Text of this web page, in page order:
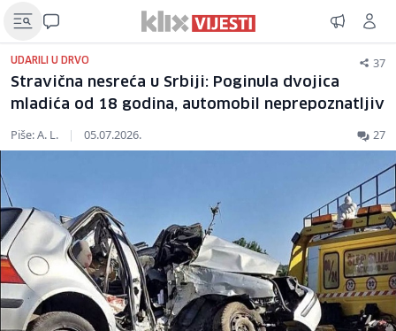
UDARILI U DRVO 37
Stravična nesreća u Srbiji: Poginula dvojica
mladića od 18 godina, automobil neprepoznatljiv
Piše: A. L. | 05.07.2026. 27